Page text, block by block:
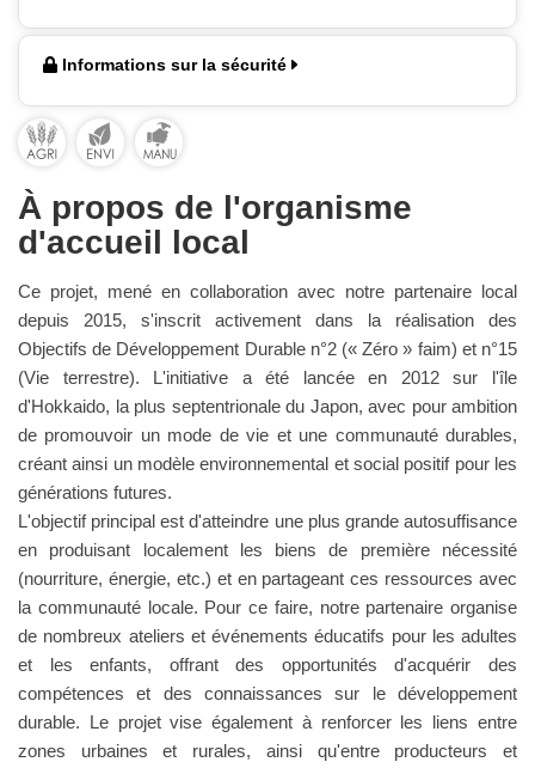
Informations sur la sécurité
À propos de l'organisme
d'accueil local
Ce projet, mené en collaboration avec notre partenaire local
depuis 2015, s'inscrit activement dans la réalisation des
Objectifs de Développement Durable n°2 (« Zéro » faim) et n°15
(Vie terrestre). L'initiative a été lancée en 2012 sur l'île
d'Hokkaido, la plus septentrionale du Japon, avec pour ambition
de promouvoir un mode de vie et une communauté durables,
créant ainsi un modèle environnemental et social positif pour les
générations futures.
L'objectif principal est d'atteindre une plus grande autosuffisance
en produisant localement les biens de première nécessité
(nourriture, énergie, etc.) et en partageant ces ressources avec
la communauté locale. Pour ce faire, notre partenaire organise
de nombreux ateliers et événements éducatifs pour les adultes
et les enfants, offrant des opportunités d'acquérir des
compétences et des connaissances sur le développement
durable. Le projet vise également à renforcer les liens entre
zones urbaines et rurales, ainsi qu'entre producteurs et